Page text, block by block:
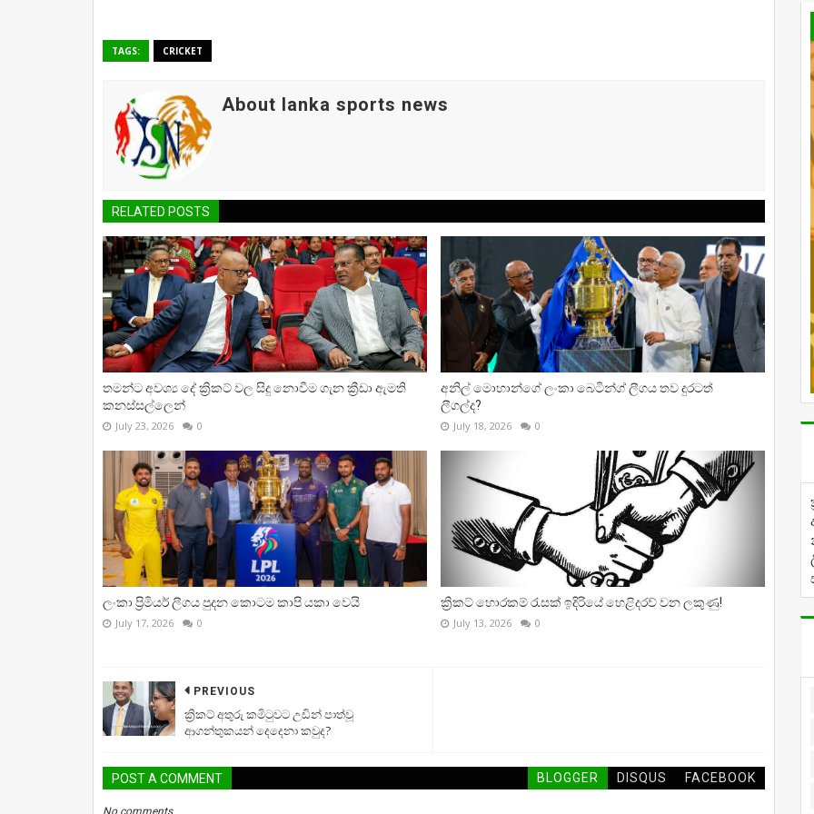
TAGS: CRICKET
About lanka sports news
RELATED POSTS
තමන්ට අවශ්‍ය දේ ක්‍රිකට් වල සිදු නොවීම ගැන ක්‍රීඩා ඇමති
කනස්සල්ලෙන්
July 23, 2026 0
අනිල් මොහාන්ගේ ලංකා බෙටින්ග් ලීගය තව දුරටත්
ලීගල්ද?
July 18, 2026 0
ලංකා ප්‍රිමියර් ලීගය පුදන කොටම කාපි යකා වෙයි
July 17, 2026 0
ක්‍රිකට් හොරකම් රැසක් ඉදිරියේ හෙළිදරව් වන ලකුණු!
July 13, 2026 0
PREVIOUS
ක්‍රිකට් අතුරු කමිටුවට උඩින් පාත්වූ
ආගන්තුකයන් දෙදෙනා කවුද?
POST A COMMENT BLOGGER DISQUS FACEBOOK
No comments